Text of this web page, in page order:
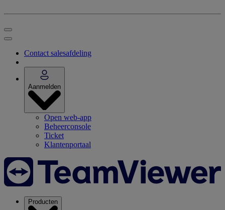
Contact salesafdeling
Aanmelden
Open web-app
Beheerconsole
Ticket
Klantenportaal
Producten